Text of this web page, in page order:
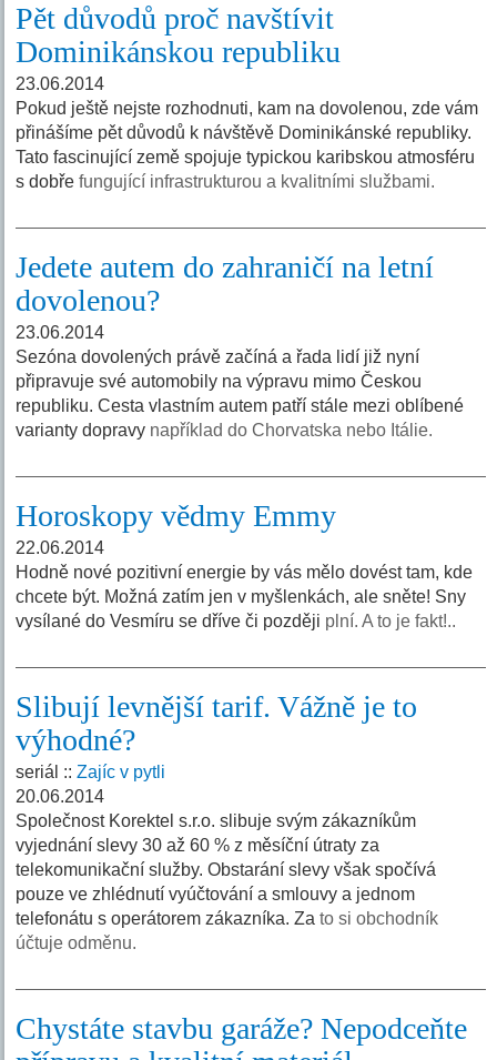
Pět důvodů proč navštívit
Dominikánskou republiku
23.06.2014
Pokud ještě nejste rozhodnuti, kam na dovolenou, zde vám
přinášíme pět důvodů k návštěvě Dominikánské republiky.
Tato fascinující země spojuje typickou karibskou atmosféru
s dobřefungující infrastrukturou a kvalitními službami.
Jedete autem do zahraničí na letní
dovolenou?
23.06.2014
Sezóna dovolených právě začíná a řada lidí již nyní
připravuje své automobily na výpravu mimo Českou
republiku. Cesta vlastním autem patří stále mezi oblíbené
varianty dopravy například do Chorvatska nebo Itálie.
Horoskopy vědmy Emmy
22.06.2014
Hodně nové pozitivní energie by vás mělo dovést tam, kde
chcete být. Možná zatím jen v myšlenkách, ale sněte! Sny
vysílané do Vesmíru se dříve či později plní. A to je fakt!..
Slibují levnější tarif. Vážně je to
výhodné?
seriál ::Zajíc v pytli
20.06.2014
Společnost Korektel s.r.o. slibuje svým zákazníkům
vyjednání slevy 30 až 60 % z měsíční útraty za
telekomunikační služby. Obstarání slevy však spočívá
pouze ve zhlédnutí vyúčtování a smlouvy a jednom
telefonátu s operátorem zákazníka. Zato si obchodník
účtuje odměnu.
Chystáte stavbu garáže? Nepodceňte